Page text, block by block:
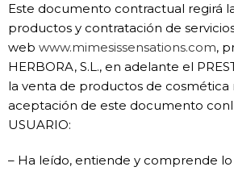
Este documento contractual regirá
productos y contratación de
web www.mimesissensations.com,
HERBORA, S.L., en adelante el
la venta de productos de cosmética
aceptación de este documento
USUARIO:
– Ha leído, entiende y comprende